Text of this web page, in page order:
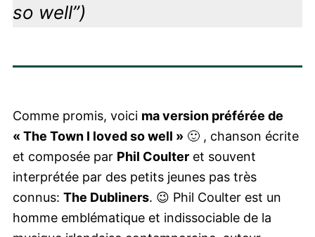
so well”)
Comme promis, voici ma version préférée de
« The Town I loved so well » 🙂 , chanson écrite
et composée par Phil Coulter et souvent
interprétée par des petits jeunes pas très
connus: The Dubliners. 😉 Phil Coulter est un
homme emblématique et indissociable de la